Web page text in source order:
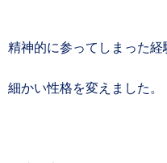
精神的に参ってしまった経
細かい性格を変えました。